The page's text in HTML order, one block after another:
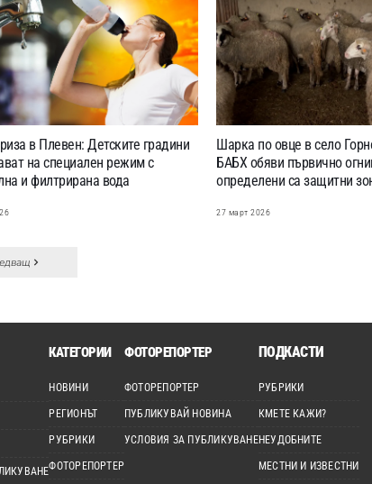
в Плевен: Детските градини
на специален режим с
и филтрирана вода
Шарка по овце в село
БАБХ обяви първично
определени са защитни
27 март 2026
КАТЕГОРИИ
НОВИНИ
РЕГИОНЪТ
РУБРИКИ
ФОТОРЕПОРТЕР
ФОТОРЕПОРТЕР
ФОТОРЕПОРТЕР
ПУБЛИКУВАЙ НОВИНА
УСЛОВИЯ ЗА ПУБЛИКУВАНЕ
ПОДКАСТИ
РУБРИКИ
КМЕТЕ КАЖИ?
НЕУДОБНИТЕ
МЕСТНИ И ИЗВЕСТНИ